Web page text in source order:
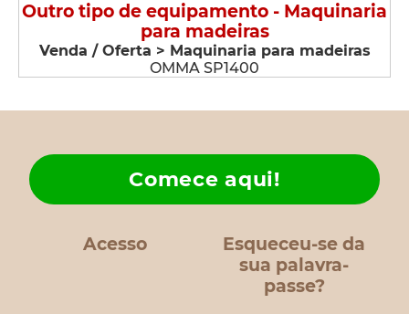
Outro tipo de equipamento - Maquinaria
para madeiras
Venda / Oferta > Maquinaria para madeiras
OMMA SP1400
Acesso
Esqueceu-se da
sua palavra-
passe?
Comece aqui!